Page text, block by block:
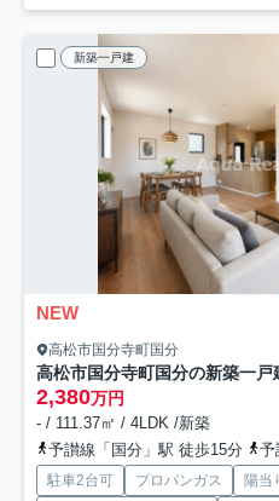
新築一戸建
NEW
高松市国分寺町国分
高松市国分寺町国分の新築一戸
2,380万円
- / 111.37㎡ / 4LDK /新築
予讃線「国分」駅 徒歩15分
予
駐車2台可 プロパンガス 陽当